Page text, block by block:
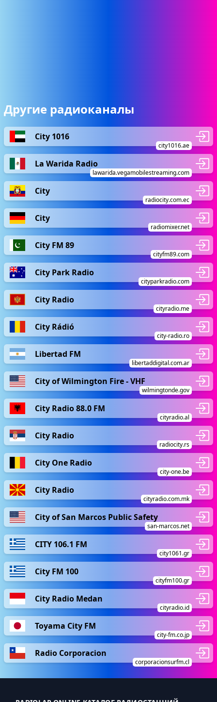
Другие радиоканалы
City 1016
city1016.ae
La Warida Radio
lawarida.vegamobilestreaming.com
City
radiocity.com.ec
City
radiomixer.net
City FM 89
cityfm89.com
City Park Radio
cityparkradio.com
City Radio
cityradio.me
City Rádió
city-radio.ro
Libertad FM
libertaddigital.com.ar
City of Wilmington Fire - VHF
wilmingtonde.gov
City Radio 88.0 FM
cityradio.al
City Radio
radiocity.rs
City One Radio
city-one.be
City Radio
cityradio.com.mk
City of San Marcos Public Safety
san-marcos.net
CITY 106.1 FM
city1061.gr
City FM 100
cityfm100.gr
City Radio Medan
cityradio.id
Toyama City FM
city-fm.co.jp
Radio Corporacion
corporacionsurfm.cl